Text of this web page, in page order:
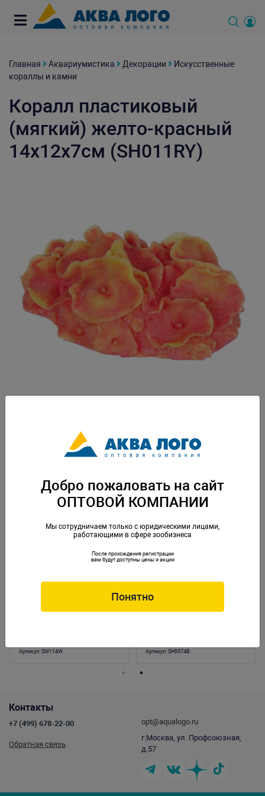
Главная Аквариумистика Декорации
Искусственные
кораллы и камни
Коралл пластиковый
(мягкий) желто-красный
14х12х7см (SH011RY)
Скачать каталог
Аналогичные товары
Артикул: SW114W Артикул: SH9574B
Контакты
+7 (499) 678-22-00
Обратная связь
opt@aqualogo.ru
г.Москва, ул. Профсоюзная,
д.57
Добро пожаловать на сайт
ОПТОВОЙ КОМПАНИИ
Мы сотрудничаем только с юридическими лицами,
работающими в сфере зообизнеса
После прохождения регистрации
вам будут доступны цены и акции
Понятно